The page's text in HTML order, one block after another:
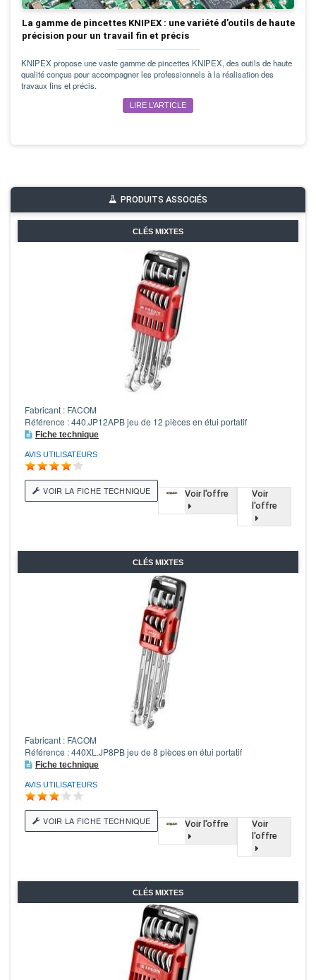
La gamme de pincettes KNIPEX : une variété d’outils de haute
précision pour un travail fin et précis
KNIPEX propose une vaste gamme de pincettes KNIPEX, des outils de haute
qualité conçus pour accompagner les professionnels à la réalisation des
travaux fins et précis.
LIRE L’ARTICLE
PRODUITS ASSOCIÉS
CLÉS MIXTES
Fabricant : FACOM
Référence : 440.JP12APB jeu de 12 pièces en étui portatif
Fiche technique
AVIS UTILISATEURS
VOIR LA FICHE TECHNIQUE Voir l'offre
Voir
l'offre
CLÉS MIXTES
Fabricant : FACOM
Référence : 440XL.JP8PB jeu de 8 pièces en étui portatif
Fiche technique
AVIS UTILISATEURS
VOIR LA FICHE TECHNIQUE Voir l'offre
Voir
l'offre
CLÉS MIXTES